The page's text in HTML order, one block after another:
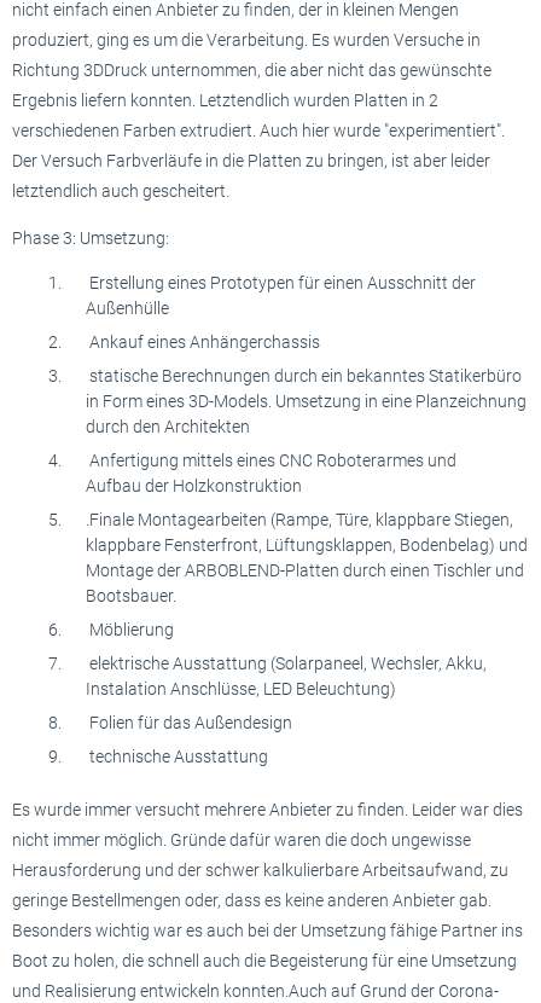
nicht einfach einen Anbieter zu finden, der in kleinen Mengen
produziert, ging es um die Verarbeitung. Es wurden Versuche in
Richtung 3DDruck unternommen, die aber nicht das gewünschte
Ergebnis liefern konnten. Letztendlich wurden Platten in 2
verschiedenen Farben extrudiert. Auch hier wurde "experimentiert".
Der Versuch Farbverläufe in die Platten zu bringen, ist aber leider
letztendlich auch gescheitert.
Phase 3: Umsetzung:
Erstellung eines Prototypen für einen Ausschnitt der
Außenhülle
Ankauf eines Anhängerchassis
statische Berechnungen durch ein bekanntes Statikerbüro
in Form eines 3D-Models. Umsetzung in eine Planzeichnung
durch den Architekten
Anfertigung mittels eines CNC Roboterarmes und
Aufbau der Holzkonstruktion
.Finale Montagearbeiten (Rampe, Türe, klappbare Stiegen,
klappbare Fensterfront, Lüftungsklappen, Bodenbelag) und
Montage der ARBOBLEND-Platten durch einen Tischler und
Bootsbauer.
Möblierung
elektrische Ausstattung (Solarpaneel, Wechsler, Akku,
Instalation Anschlüsse, LED Beleuchtung)
Folien für das Außendesign
technische Ausstattung
Es wurde immer versucht mehrere Anbieter zu finden. Leider war dies
nicht immer möglich. Gründe dafür waren die doch ungewisse
Herausforderung und der schwer kalkulierbare Arbeitsaufwand, zu
geringe Bestellmengen oder, dass es keine anderen Anbieter gab.
Besonders wichtig war es auch bei der Umsetzung fähige Partner ins
Boot zu holen, die schnell auch die Begeisterung für eine Umsetzung
und Realisierung entwickeln konnten.Auch auf Grund der Corona-